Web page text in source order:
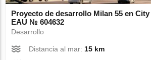
Proyecto de desarrollo Milan 55 en
EAU № 604632
Desarrollo
Distancia al mar: 15 km